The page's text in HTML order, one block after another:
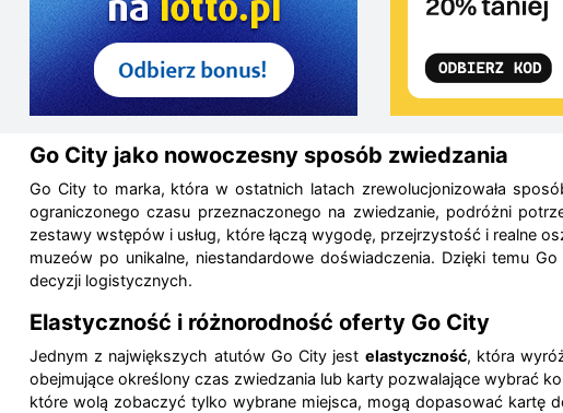
Go City jako nowoczesny sposób zwiedzania
Go City to marka, która w ostatnich latach zrewolucjonizowała
ograniczonego czasu przeznaczonego na zwiedzanie, podróżni
zestawy wstępów i usług, które łączą wygodę, przejrzystość i realne
muzeów po unikalne, niestandardowe doświadczenia. Dzięki temu
decyzji logistycznych.
Elastyczność i różnorodność oferty Go City
Jednym z największych atutów Go City jest elastyczność, która
obejmujące określony czas zwiedzania lub karty pozwalające wybrać
które wolą zobaczyć tylko wybrane miejsca, mogą dopasować kartę